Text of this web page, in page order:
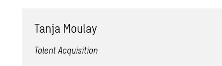
Tanja Moulay
Talent Acquisition